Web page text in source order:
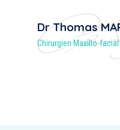
Dr Thomas
Chirurgien Maxillo-